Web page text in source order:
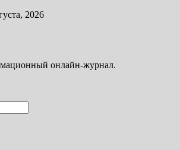
2026
онлайн-журнал.